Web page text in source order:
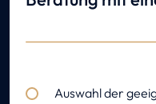
Auswahl der